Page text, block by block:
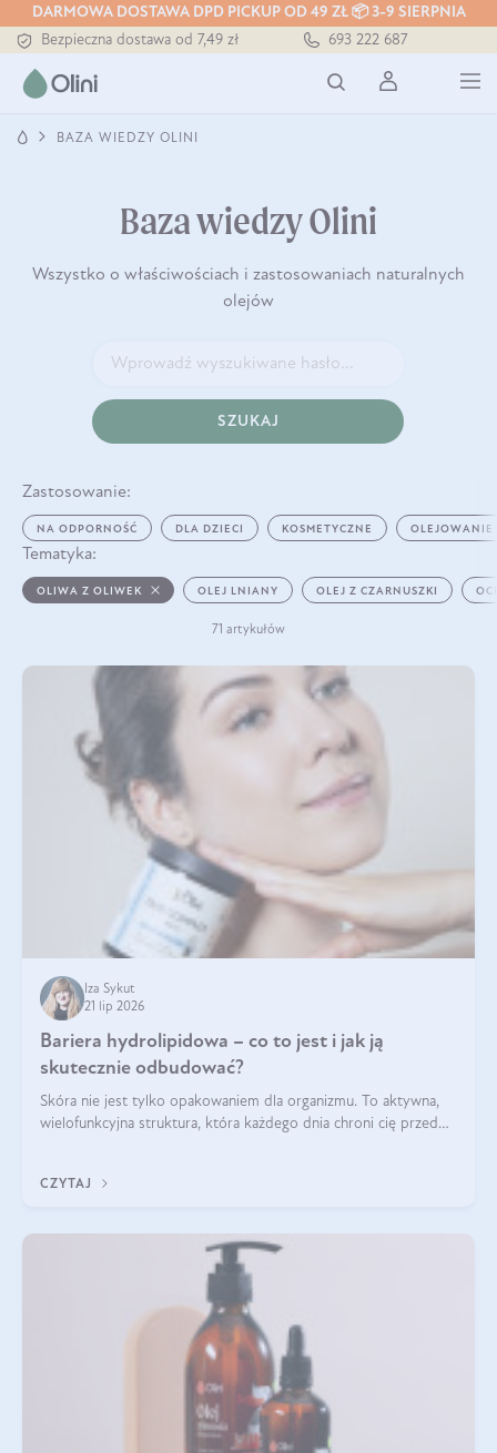
DARMOWA DOSTAWA DPD PICKUP OD 49 ZŁ 📦 3-9 SIERPNIA
Bezpieczna dostawa od 7,49 zł
Darmowa dostawa od 199 zł
Tłoczony zawsze na zimno
693 222 687
BAZA WIEDZY OLINI
Baza wiedzy Olini
Wszystko o właściwościach i zastosowaniach naturalnych
olejów
SZUKAJ
Zastosowanie:
NA ODPORNOŚĆ DLA DZIECI KOSMETYCZNE OLEJOWANIE
Tematyka:
OLIWA Z OLIWEK OLEJ LNIANY OLEJ Z CZARNUSZKI
71 artykułów
Iza Sykut
21 lip 2026
Bariera hydrolipidowa – co to jest i jak ją
skutecznie odbudować?
Skóra nie jest tylko opakowaniem dla organizmu. To aktywna,
wielofunkcyjna struktura, która każdego dnia chroni cię przed
bariera hydrolipidowa.
CZYTAJ